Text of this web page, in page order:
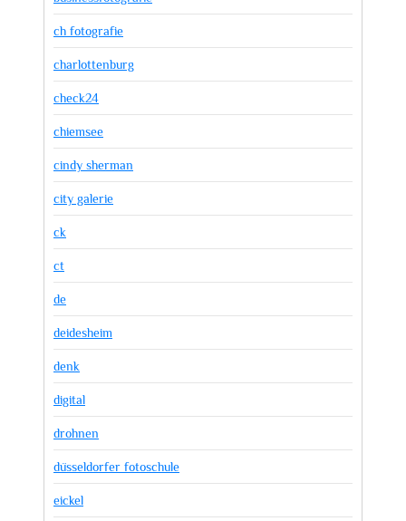
ch fotografie
charlottenburg
check24
chiemsee
cindy sherman
city galerie
ck
ct
de
deidesheim
denk
digital
drohnen
düsseldorfer fotoschule
eickel